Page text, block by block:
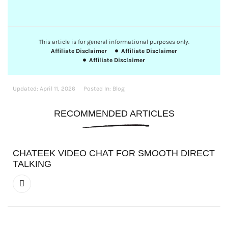
This article is for general informational purposes only.
Affiliate Disclaimer
Affiliate Disclaimer
Affiliate Disclaimer
Updated: April 11, 2026 Posted In: Blog
RECOMMENDED ARTICLES
CHATEEK VIDEO CHAT FOR SMOOTH DIRECT
TALKING